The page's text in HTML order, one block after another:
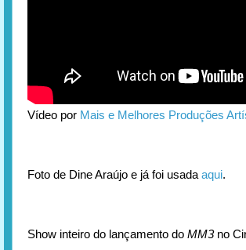
Vídeo por Mais e Melhores Produções
Foto de Dine Araújo e já foi usada aqui.
Show inteiro do lançamento do MM3no